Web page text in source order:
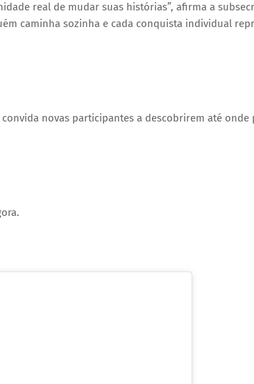
real de mudar suas histórias”, afirma a
caminha sozinha e cada conquista individual
convida novas participantes a descobrirem até